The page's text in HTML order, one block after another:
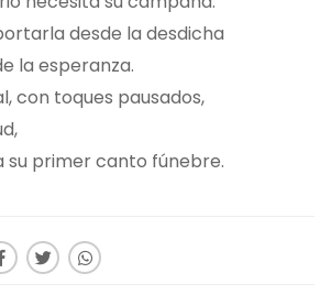
desde la desdicha
la esperanza.
con toques pausados,
su primer canto fúnebre.